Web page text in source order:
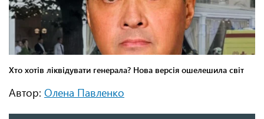
Автор: Олена Павленко